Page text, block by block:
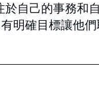
自己的事務和
明確目標讓他